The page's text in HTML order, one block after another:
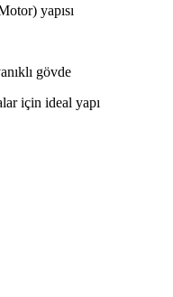
yapısı
gövde
için ideal yapı